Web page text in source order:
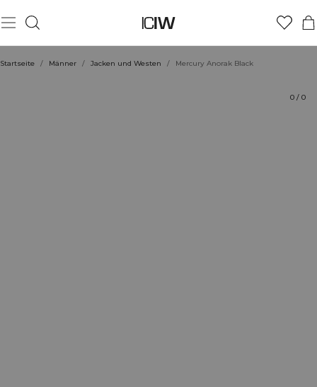
Startseite / Männer / Jacken und Westen / Mercury Anorak Black
0 / 0